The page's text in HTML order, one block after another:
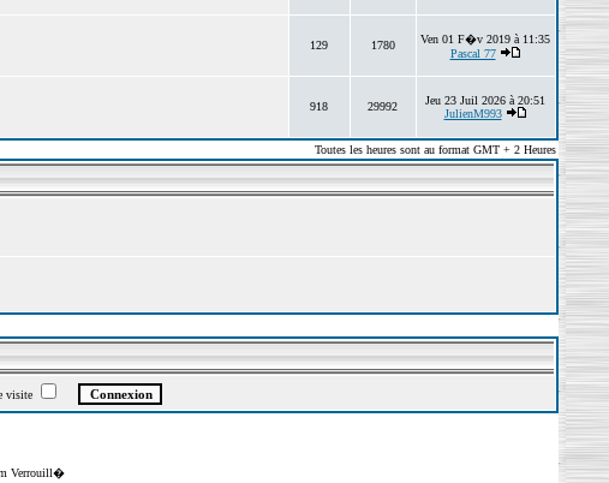
129 1780
Ven 01 F�v 2019 à 11:35
Pascal 77
918 29992
Jeu 23 Juil 2026 à 20:51
JulienM993
Toutes les heures sont au format GMT + 2 Heures
visite
Verrouill�